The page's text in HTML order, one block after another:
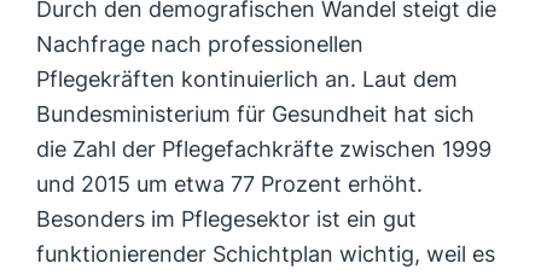
Durch den demografischen Wandel steigt die
Nachfrage nach professionellen
Pflegekräften kontinuierlich an. Laut dem
Bundesministerium für Gesundheit hat sich
die Zahl der Pflegefachkräfte zwischen 1999
und 2015 um etwa 77 Prozent erhöht.
Besonders im Pflegesektor ist ein gut
funktionierender Schichtplan wichtig, weil es